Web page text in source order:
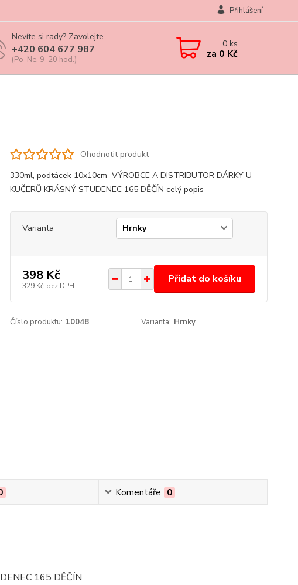
Přihlášení
Nevíte si rady? Zavolejte.
+420 604 677 987
(Po-Ne, 9-20 hod.)
0ks
za 0 Kč
Ohodnotit produkt
330ml, podtácek 10x10cm VÝROBCE A DISTRIBUTOR DÁRKY U
KUČERŮ KRÁSNÝ STUDENEC 165 DĚČÍN celý popis
Varianta
398 Kč
329 Kč bez DPH
Přidat do košíku
Číslo produktu: 10048 Varianta: Hrnky
Komentáře 0
165 DĚČÍN